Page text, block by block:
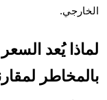
الخارجي.
لماذا يُعد
بالمخاطر